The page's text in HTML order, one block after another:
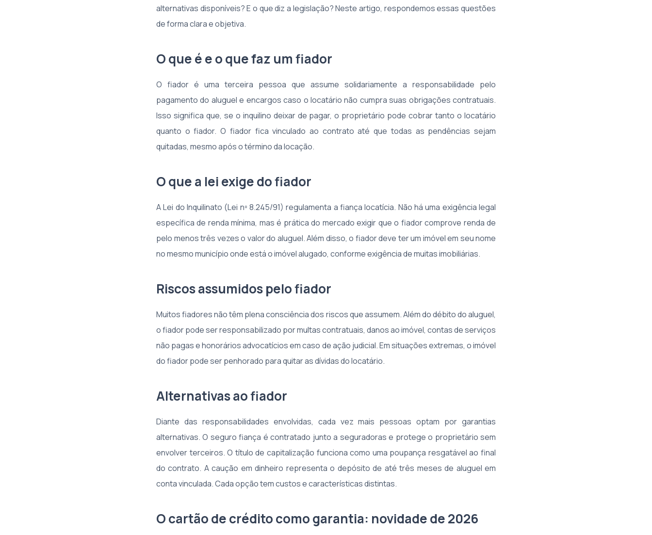
alternativas disponíveis? E o que diz a legislação? Neste artigo, respondemos essas questões
de forma clara e objetiva.
O que é e o que faz um fiador
O fiador é uma terceira pessoa que assume solidariamente a responsabilidade pelo
pagamento do aluguel e encargos caso o locatário não cumpra suas obrigações contratuais.
Isso significa que, se o inquilino deixar de pagar, o proprietário pode cobrar tanto o locatário
quanto o fiador. O fiador fica vinculado ao contrato até que todas as pendências sejam
quitadas, mesmo após o término da locação.
O que a lei exige do fiador
A Lei do Inquilinato (Lei nº 8.245/91) regulamenta a fiança locatícia. Não há uma exigência legal
específica de renda mínima, mas é prática do mercado exigir que o fiador comprove renda de
pelo menos três vezes o valor do aluguel. Além disso, o fiador deve ter um imóvel em seu nome
no mesmo município onde está o imóvel alugado, conforme exigência de muitas imobiliárias.
Riscos assumidos pelo fiador
Muitos fiadores não têm plena consciência dos riscos que assumem. Além do débito do aluguel,
o fiador pode ser responsabilizado por multas contratuais, danos ao imóvel, contas de serviços
não pagas e honorários advocatícios em caso de ação judicial. Em situações extremas, o imóvel
do fiador pode ser penhorado para quitar as dívidas do locatário.
Alternativas ao fiador
Diante das responsabilidades envolvidas, cada vez mais pessoas optam por garantias
alternativas. O seguro fiança é contratado junto a seguradoras e protege o proprietário sem
envolver terceiros. O título de capitalização funciona como uma poupança resgatável ao final
do contrato. A caução em dinheiro representa o depósito de até três meses de aluguel em
conta vinculada. Cada opção tem custos e características distintas.
O cartão de crédito como garantia: novidade de 2026